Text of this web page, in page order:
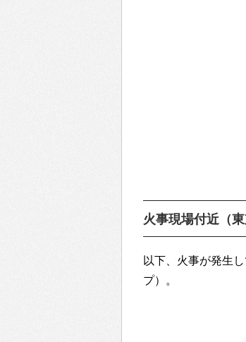
火事現場付近（
以下、火事が発生
プ）。